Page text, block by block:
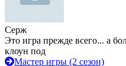
Серж
Это игра прежде всего... а
клоун под
Мастер игры (2 сезон)